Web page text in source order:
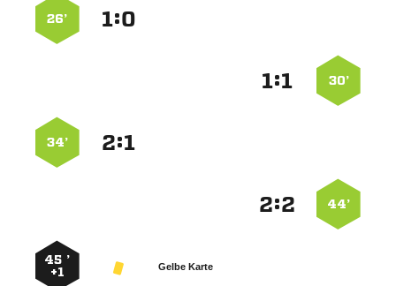
:
26’
30’
:
:
34’
44’
:
Gelbe Karte
45 ’
+1